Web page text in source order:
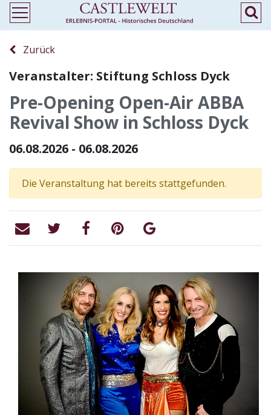
Zurück
Veranstalter: Stiftung Schloss Dyck
Pre-Opening Open-Air ABBA
Revival Show in Schloss Dyck
06.08.2026 - 06.08.2026
Die Veranstaltung hat bereits stattgefunden.